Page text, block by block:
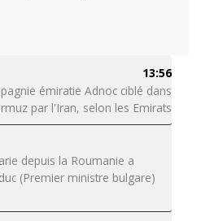
13:56
émiratie Adnoc ciblé dans
par l'Iran, selon les Emirats
depuis la Roumanie a
(Premier ministre bulgare)